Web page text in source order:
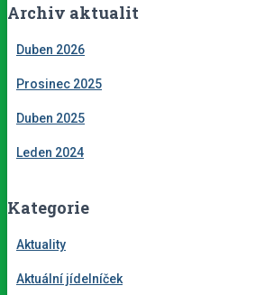
Archiv aktualit
Duben 2026
Prosinec 2025
Duben 2025
Leden 2024
Kategorie
Aktuality
Aktuální jídelníček